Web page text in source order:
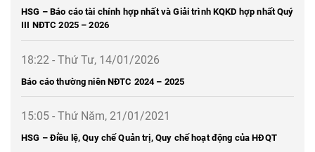
HSG – Báo cáo tài chính hợp nhất và Giải trình KQKD hợp nhất Quý
III NĐTC 2025 – 2026
18:22 - Thứ Tư, 14/01/2026
Báo cáo thường niên NĐTC 2024 – 2025
15:05 - Thứ Năm, 21/01/2021
HSG – Điều lệ, Quy chế Quản trị, Quy chế hoạt động của HĐQT